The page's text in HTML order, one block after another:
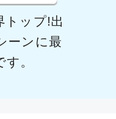
トップ!出
ーンに最
。